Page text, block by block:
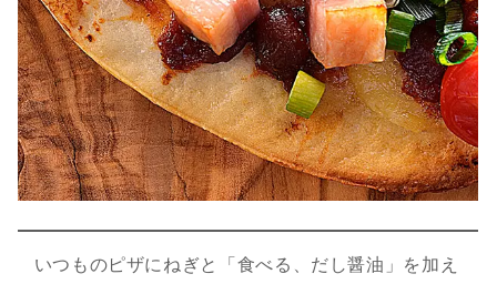
いつものピザにねぎと「食べる、だし醤油」を加え